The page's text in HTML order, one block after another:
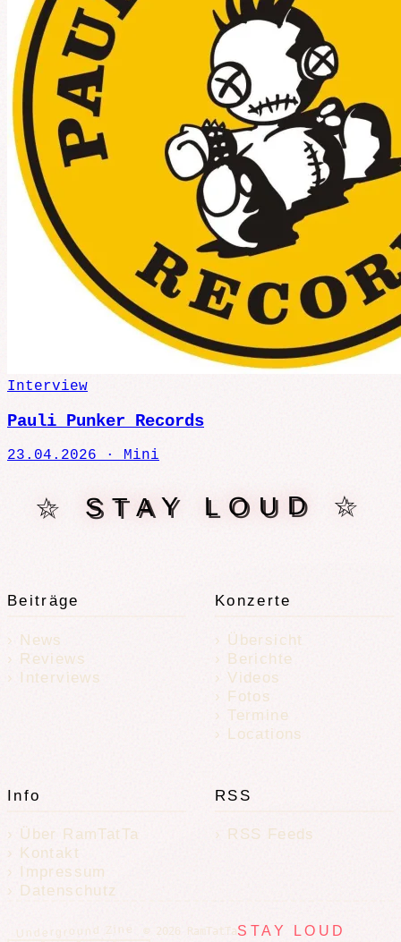
Interview
Pauli Punker Records
23.04.2026 · Mini
☆ STAY LOUD ☆
Beiträge
News
Reviews
Interviews
Konzerte
Übersicht
Berichte
Videos
Fotos
Termine
Locations
Info
Über RamTatTa
Kontakt
Impressum
Datenschutz
RSS
RSS Feeds
Underground Zine © 2026 RamTatTaSTAY LOUD